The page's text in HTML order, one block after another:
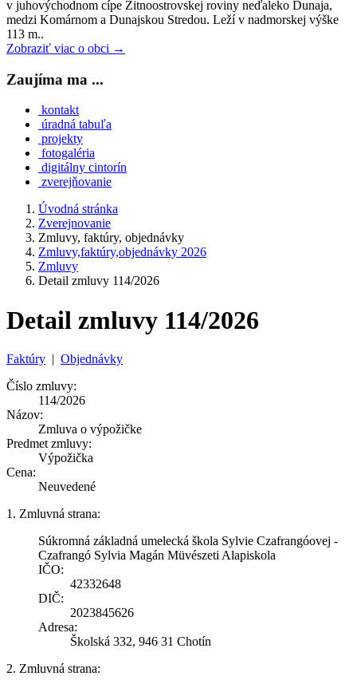
v juhovýchodnom cípe Žitnoostrovskej roviny neďaleko Dunaja,
medzi Komárnom a Dunajskou Stredou. Leží v nadmorskej výške
113 m..
Zobraziť viac o obci →
Zaujíma ma ...
kontakt
úradná tabuľa
projekty
fotogaléria
digitálny cintorín
zverejňovanie
Úvodná stránka
Zverejnovanie
Zmluvy, faktúry, objednávky
Zmluvy,faktúry,objednávky 2026
Zmluvy
Detail zmluvy 114/2026
Detail zmluvy 114/2026
Faktúry | Objednávky
Číslo zmluvy:
114/2026
Názov:
Zmluva o výpožičke
Predmet zmluvy:
Výpožička
Cena:
Neuvedené
1. Zmluvná strana:
Súkromná základná umelecká škola Sylvie Czafrangóovej -
Czafrangó Sylvia Magán Müvészeti Alapiskola
IČO:
42332648
DIČ:
2023845626
Adresa:
Školská 332, 946 31 Chotín
2. Zmluvná strana: